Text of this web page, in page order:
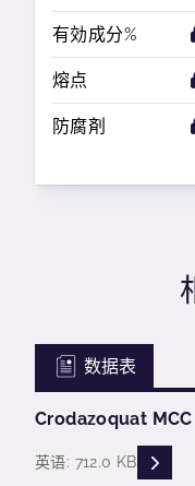
有効成分%
熔点
防腐剤
数据表
Crodazoquat MCC
英语: 712.0 KB READ